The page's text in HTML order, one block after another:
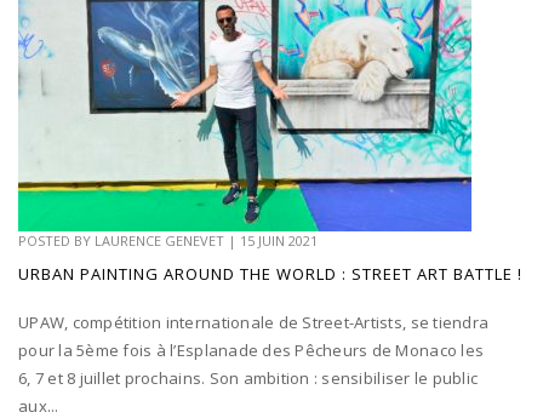
POSTED BY LAURENCE GENEVET | 15 JUIN 2021
URBAN PAINTING AROUND THE WORLD : STREET ART BATTLE !
UPAW, compétition internationale de Street-Artists, se tiendra
pour la 5ème fois à l’Esplanade des Pêcheurs de Monaco les
6, 7 et 8 juillet prochains. Son ambition : sensibiliser le public
aux...